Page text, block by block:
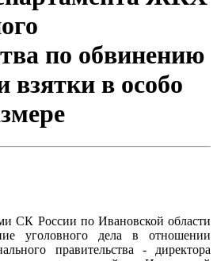
по обвинению
взятки в особо
СК России по Ивановской области
уголовного дела в отношении
правительства - директора